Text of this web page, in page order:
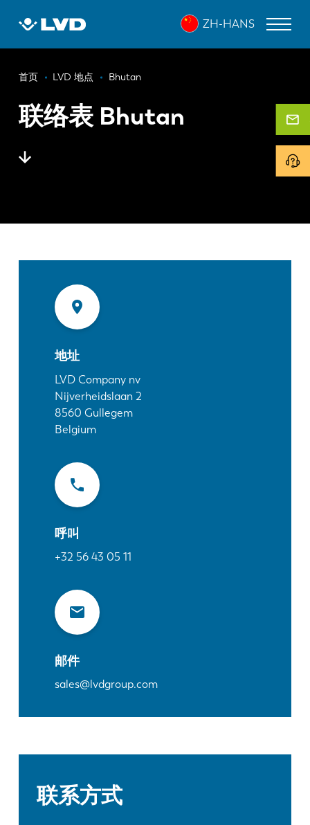
ZH-HANS
面
包
屑
首页 LVD 地点 Bhutan
联络表 Bhutan
地址
LVD Company nv
Nijverheidslaan 2
8560 Gullegem
Belgium
呼叫
+32 56 43 05 11
邮件
sales@lvdgroup.com
联系方式
激光切割机
折弯机
冲床
软件
关于 LVD
最新消息
客户案例
展会活动
资源中心
行业和解决方案
联系我们